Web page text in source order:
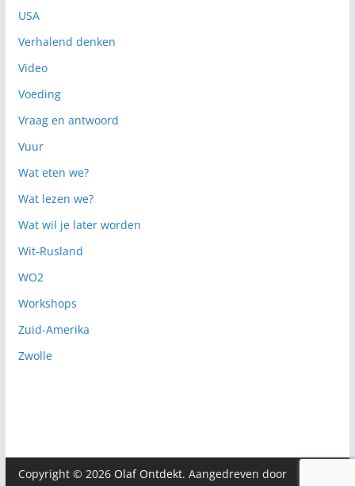
USA
Verhalend denken
Video
Voeding
Vraag en antwoord
Vuur
Wat eten we?
Wat lezen we?
Wat wil je later worden
Wit-Rusland
WO2
Workshops
Zuid-Amerika
Zwolle
Copyright © 2026 Olaf Ontdekt. Aangedreven door